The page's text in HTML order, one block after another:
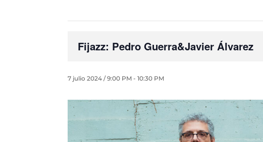
Fijazz: Pedro Guerra&Javier Álvarez
7 julio 2024 / 9:00 PM -10:30 PM